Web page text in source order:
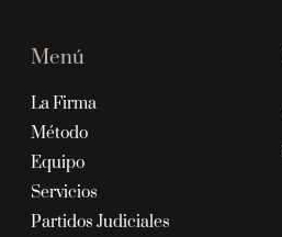
Menú
La Firma
Método
Equipo
Servicios
Partidos Judiciales